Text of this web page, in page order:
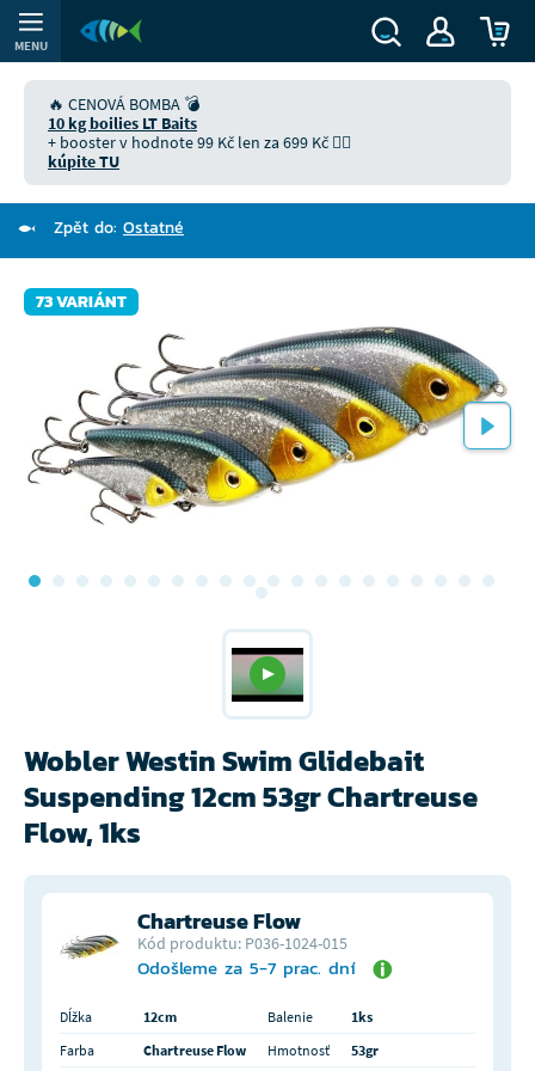
MENU
🔥 CENOVÁ BOMBA 💣
10 kg boilies LT Baits
+ booster v hodnote 99 Kč len za 699 Kč 👉🏻
kúpite TU
Zpět do: Ostatné
73 VARIÁNT
Wobler Westin Swim Glidebait
Suspending 12cm 53gr Chartreuse
Flow, 1ks
Chartreuse Flow
Kód produktu: P036-1024-015
Odošleme za 5-7 prac. dní
Dĺžka 12cm Balenie
1ks
Farba
Chartreuse Flow Hmotnosť
53gr